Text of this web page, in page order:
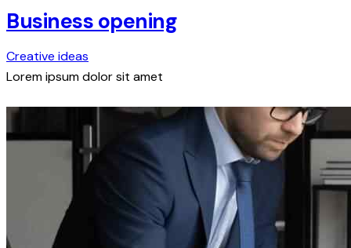
Business opening
Creative ideas
Lorem ipsum dolor sit amet